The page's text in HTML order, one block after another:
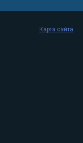
Карта сайта